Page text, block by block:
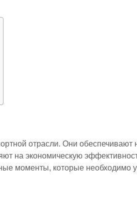
отрасли. Они обеспечивают
на экономическую
моменты, которые необходимо